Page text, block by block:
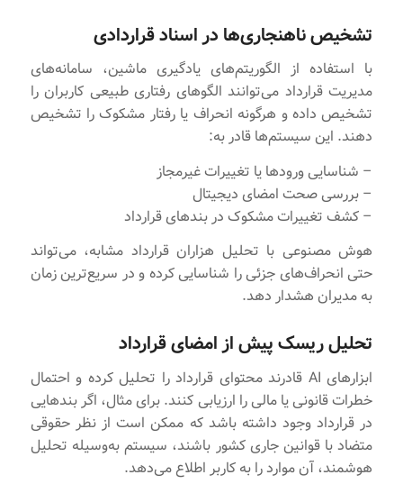
تشخیص ناهنجاری‌ها در اسناد قراردادی
با استفاده از الگوریتم‌های یادگیری ماشین، سامانه‌های
مدیریت قرارداد می‌توانند الگوهای رفتاری طبیعی کاربران را
تشخیص داده و هرگونه انحراف یا رفتار مشکوک را تشخیص
دهند. این سیستم‌ها قادر به:
– شناسایی ورودها یا تغییرات غیرمجاز
– بررسی صحت امضای دیجیتال
– کشف تغییرات مشکوک در بندهای قرارداد
هوش مصنوعی با تحلیل هزاران قرارداد مشابه، می‌تواند
حتی انحراف‌های جزئی را شناسایی کرده و در سریع‌ترین زمان
به مدیران هشدار دهد.
تحلیل ریسک پیش از امضای قرارداد
ابزارهای AI قادرند محتوای قرارداد را تحلیل کرده و احتمال
خطرات قانونی یا مالی را ارزیابی کنند. برای مثال، اگر بندهایی
در قرارداد وجود داشته باشد که ممکن است از نظر حقوقی
متضاد با قوانین جاری کشور باشند، سیستم به‌وسیله تحلیل
هوشمند، آن موارد را به کاربر اطلاع می‌دهد.